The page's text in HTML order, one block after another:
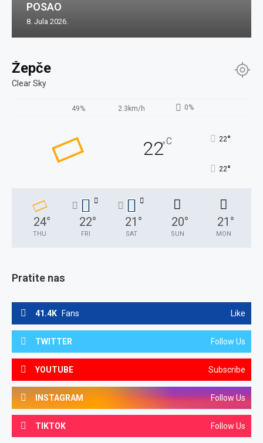
Žepče
Clear Sky
49% 2.3km/h 0%
22°C 22°
22°
24°
THU
22°
FRI
21 °
SAT
20°
SUN
21 °
MON
Pratite nas
41.4K Fans Like
TWITTER Follow Us
YOUTUBE Subscribe
INSTAGRAM Follow Us
TIKTOK Follow Us
POSAO
8. Jula 2026.